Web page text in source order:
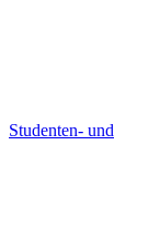
Studenten- und